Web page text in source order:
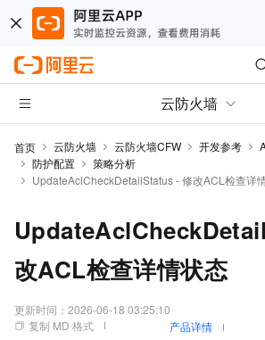
云防火墙
首页 云防火墙 云防火墙CFW 开发参考
防护配置
策略分析
UpdateAclCheckDetailStatus - 修改ACL检查详
改ACL检查详情状态
更新时间： 2026-06-18 03:25:10
复制 MD 格式
产品详情